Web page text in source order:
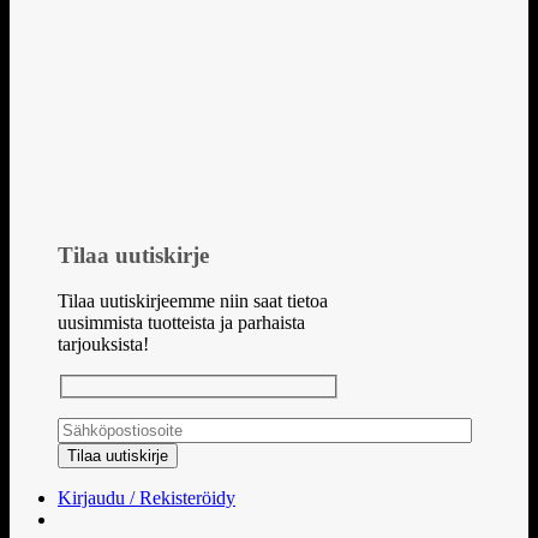
Tilaa uutiskirje
Tilaa uutiskirjeemme niin saat tietoa
uusimmista tuotteista ja parhaista
tarjouksista!
Kirjaudu / Rekisteröidy